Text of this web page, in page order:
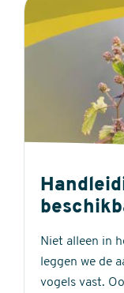
Niet alleen in
leggen we de
vogels vast.